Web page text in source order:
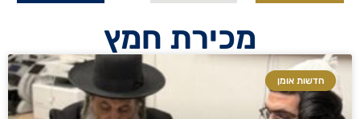
מכירת חמץ
חדשות אומן